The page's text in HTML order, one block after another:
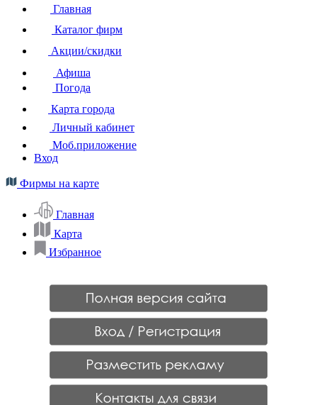
Главная
Каталог фирм
Акции/скидки
Афиша
Погода
Карта города
Личный кабинет
Моб.приложение
Вход
Фирмы на карте
Главная
Карта
Избранное